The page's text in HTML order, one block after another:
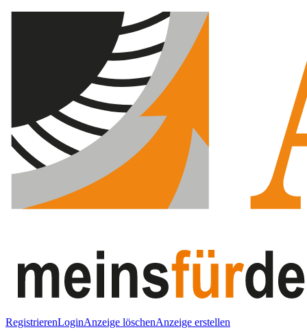
RegistrierenLoginAnzeige löschenAnzeige erstellen